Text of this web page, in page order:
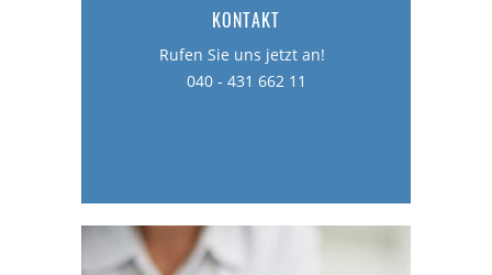
KONTAKT
Rufen Sie uns jetzt an!
040 - 431 662 11